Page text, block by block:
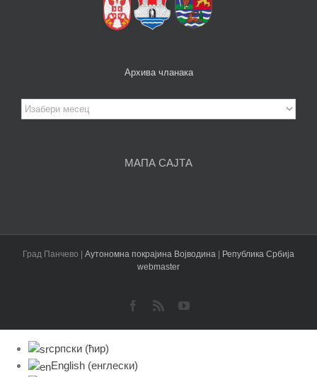
Архива чланака
Архива
чланака
МАПА САЈТА
Град Панчево | Аутономна покрајина Војводина | Република Србија
webmaster
Facebook
Rss YouTube
српски (ћир)
English (енглески)